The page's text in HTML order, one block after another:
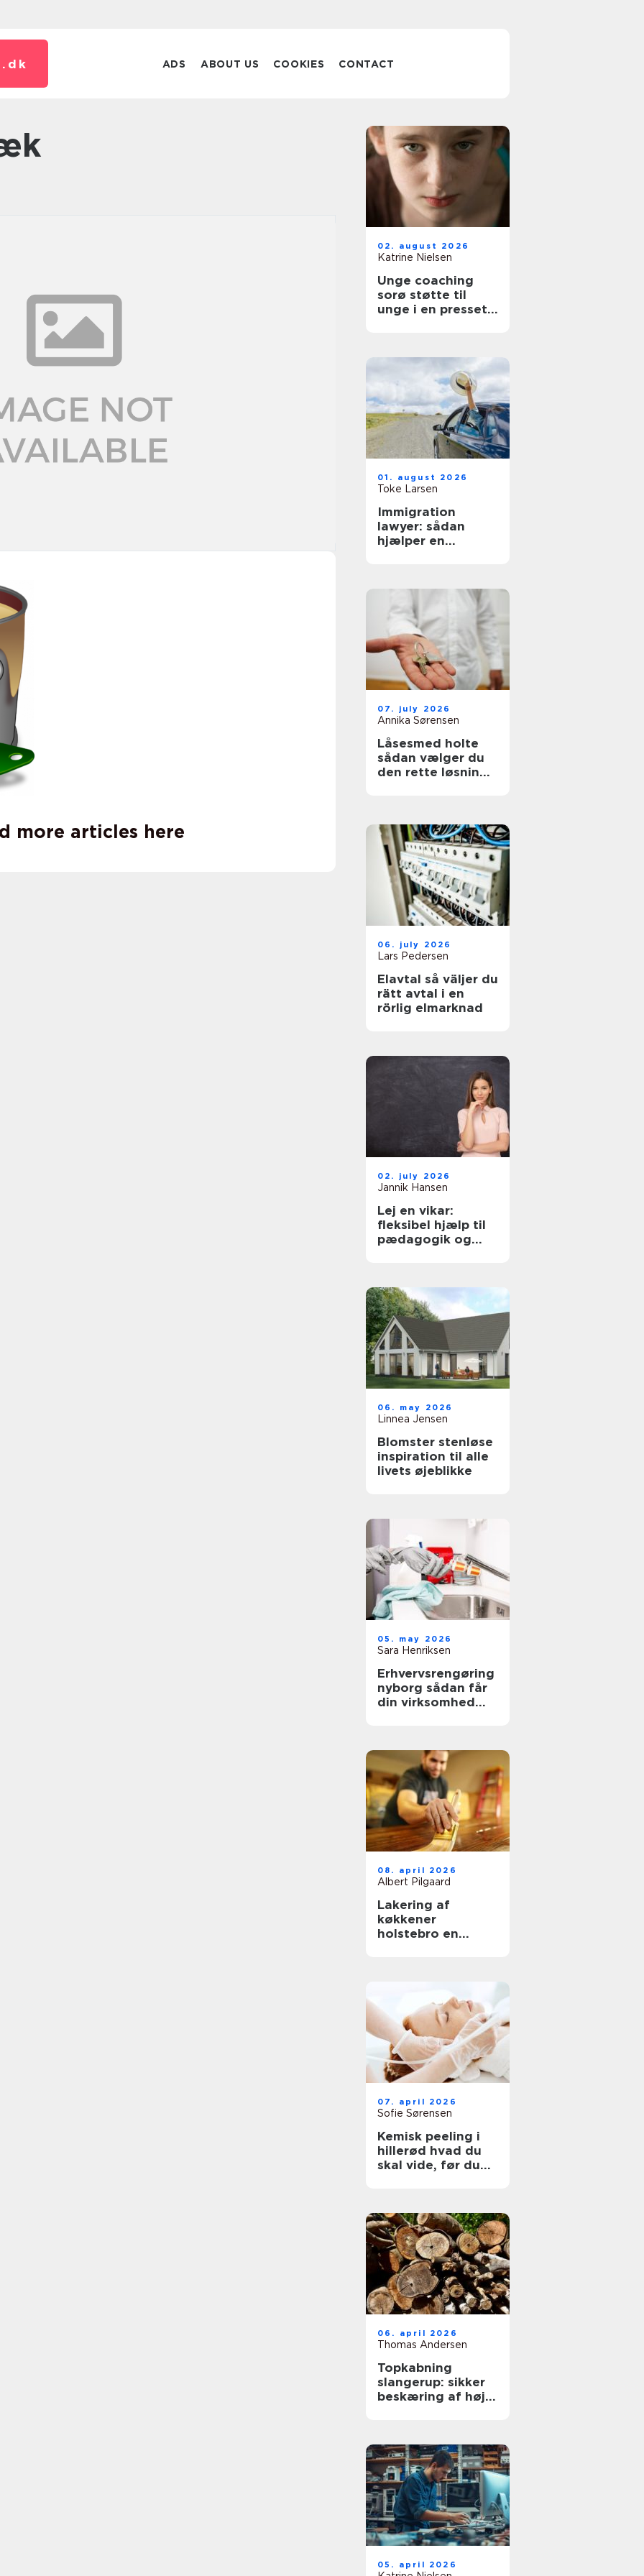
dk ADS ABOUT US COOKIES CONTACT
more articles here
02. august 2026
Katrine Nielsen
Unge coaching
sorø støtte til
unge i en presset
01. august 2026
Toke Larsen
Immigration
lawyer: sådan
hjælper en
07. july 2026
Annika Sørensen
Låsesmed holte
sådan vælger du
den rette løsning
06. july 2026
Lars Pedersen
Elavtal så väljer du
rätt avtal i en
rörlig elmarknad
02. july 2026
Jannik Hansen
Lej en vikar:
fleksibel hjælp til
pædagogik og
06. may 2026
Linnea Jensen
Blomster stenløse
inspiration til alle
livets øjeblikke
05. may 2026
Sara Henriksen
Erhvervsrengøring
nyborg sådan får
din virksomhed
08. april 2026
Albert Pilgaard
Lakering af
køkkener
holstebro en
07. april 2026
Sofie Sørensen
Kemisk peeling i
hillerød hvad du
skal vide, før du
06. april 2026
Thomas Andersen
Topkabning
slangerup: sikker
beskæring af høje
05. april 2026